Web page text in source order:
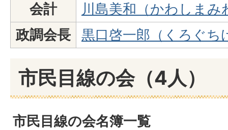
会計
川島美和（かわしまみ
政調会長
黒口啓一郎（くろぐち
市民目線の会（4人）
市民目線の会名簿一覧